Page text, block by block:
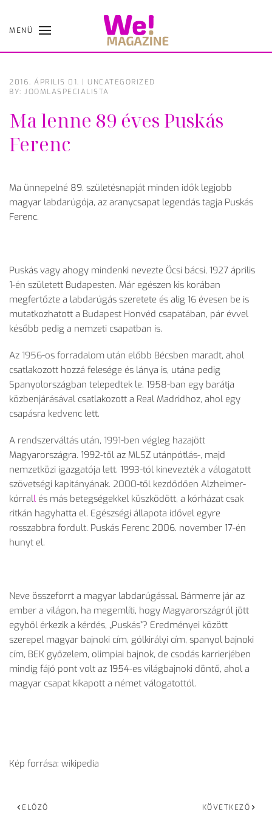
Skip
MENÜ
2016. ÁPRILIS 01. | UNCATEGORIZED
BY: JOOMLASPECIALISTA
Ma lenne 89 éves Puskás
Ferenc
Ma ünnepelné 89. születésnapját minden idők legjobb
magyar labdarúgója, az aranycsapat legendás tagja Puskás
Ferenc.
Puskás vagy ahogy mindenki nevezte Öcsi bácsi, 1927 április
1-én született Budapesten. Már egészen kis korában
megfertőzte a labdarúgás szeretete és alig 16 évesen be is
mutatkozhatott a Budapest Honvéd csapatában, pár évvel
később pedig a nemzeti csapatban is.
Az 1956-os forradalom után előbb Bécsben maradt, ahol
csatlakozott hozzá felesége és lánya is, utána pedig
Spanyolországban telepedtek le. 1958-ban egy barátja
közbenjárásával csatlakozott a Real Madridhoz, ahol egy
csapásra kedvenc lett.
A rendszerváltás után, 1991-ben végleg hazajött
Magyarországra. 1992-től az MLSZ utánpótlás-, majd
nemzetközi igazgatója lett. 1993-tól kinevezték a válogatott
szövetségi kapitányának. 2000-től kezdődően Alzheimer-
kórrallés más betegségekkel küszködött, a kórházat csak
ritkán hagyhatta el. Egészségi állapota idővel egyre
rosszabbra fordult. Puskás Ferenc 2006. november 17-én
hunyt el.
Neve összeforrt a magyar labdarúgással. Bármerre jár az
ember a világon, ha megemlíti, hogy Magyarországról jött
egyből érkezik a kérdés, „Puskás”? Eredményei között
szerepel magyar bajnoki cím, gólkirályi cím, spanyol bajnoki
cím, BEK győzelem, olimpiai bajnok, de csodás karrierjében
mindig fájó pont volt az 1954-es világbajnoki döntő, ahol a
magyar csapat kikapott a német válogatottól.
Kép forrása: wikipedia
ELŐZŐ KÖVETKEZŐ